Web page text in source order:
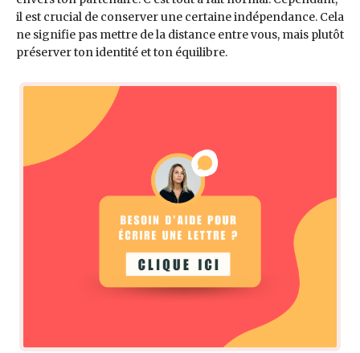
il est crucial de conserver une certaine indépendance. Cela
ne signifie pas mettre de la distance entre vous, mais plutôt
préserver ton identité et ton équilibre.